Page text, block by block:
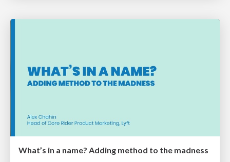
What’s in a name? Adding method to the madness